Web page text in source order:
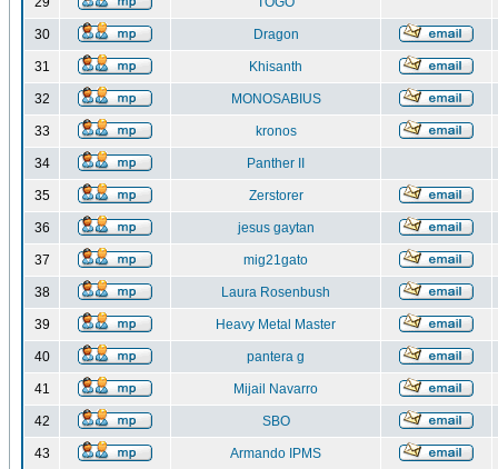
30 Dragon
31 Khisanth
32 MONOSABIUS
33 kronos
34 Panther II
35 Zerstorer
36 jesus gaytan
37 mig21gato
38 Laura Rosenbush
39 Heavy Metal Master
40 pantera g
41 Mijail Navarro
42 SBO
43 Armando IPMS